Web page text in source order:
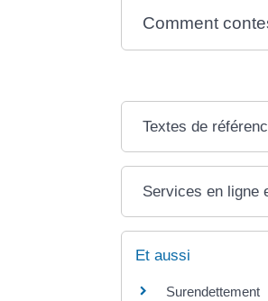
Comment
Textes de
Services en ligne
Et aussi
Surendettement